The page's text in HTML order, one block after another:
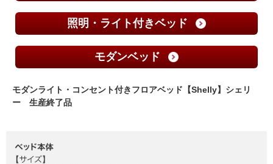
照明・ライト付きベッド
モダンベッド
モダンライト・コンセント付きフロアベッド【Shelly】シェリ
ー 生産終了品